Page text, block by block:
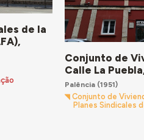
de la
Conjunto de
Calle La
Palência (1951)
Conjunto de
Planes Sindicales